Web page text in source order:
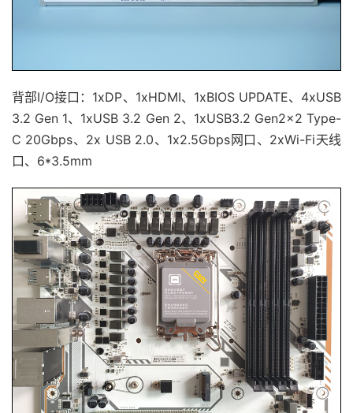
背部I/O接口：1xDP、1xHDMI、1xBIOS UPDATE、4xUSB
3.2 Gen 1、1xUSB 3.2 Gen 2、1xUSB3.2 Gen2x2 Type-
C 20Gbps、2x USB 2.0、1x2.5Gbps网口、2xWi-Fi天线
口、6*3.5mm